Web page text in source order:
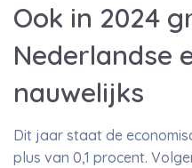
Ook in 2024
Nederlandse
nauwelijks
Dit jaar staat de
plus van 0,1 procent.